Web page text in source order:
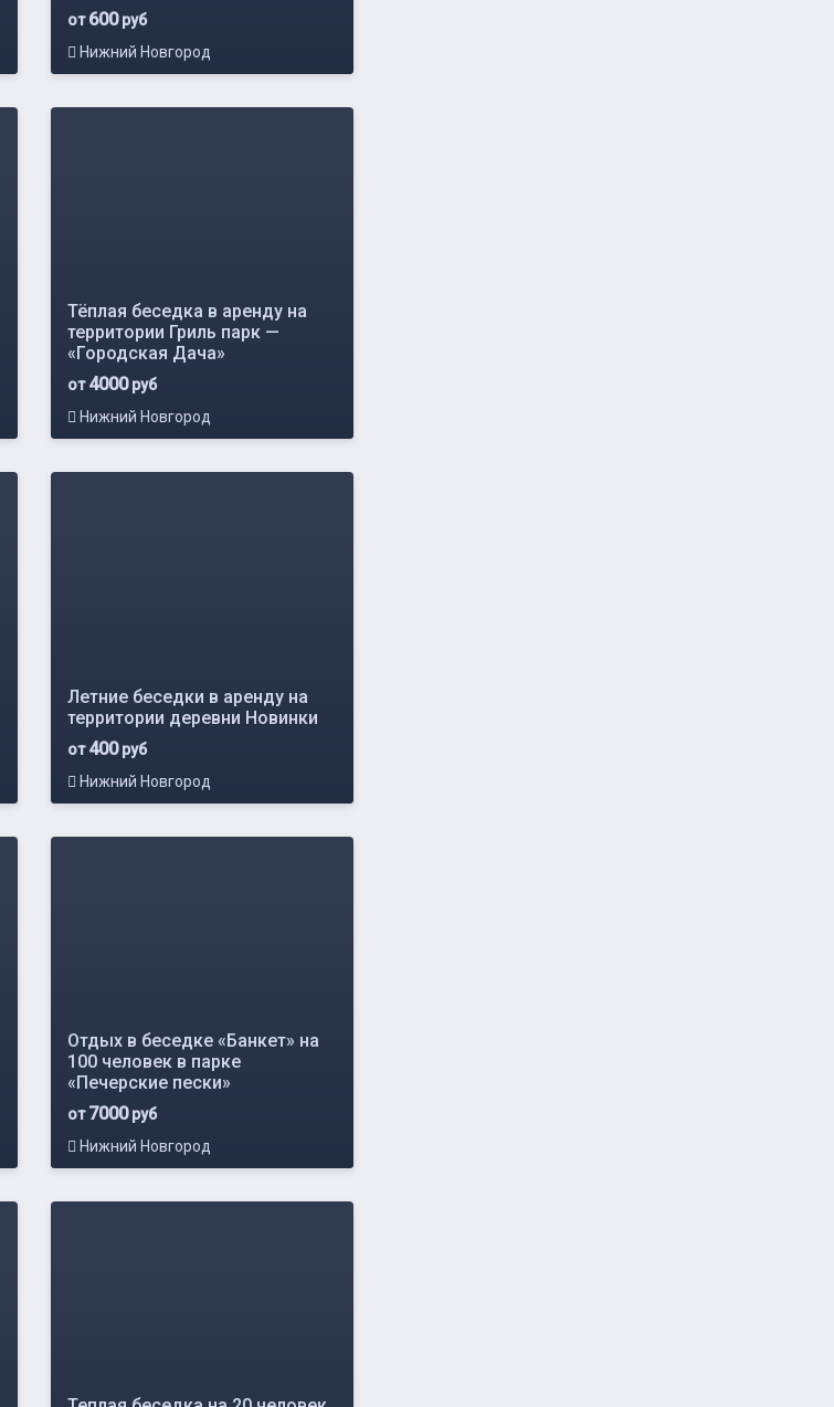
от600руб
Нижний Новгород
Тёплая беседка в аренду на
территории Гриль парк —
«Городская Дача»
от4000руб
Нижний Новгород
Летние беседки в аренду на
территории деревни Новинки
от400руб
Нижний Новгород
Отдых в беседке «Банкет» на
100 человек в парке
«Печерские пески»
от7000руб
Нижний Новгород